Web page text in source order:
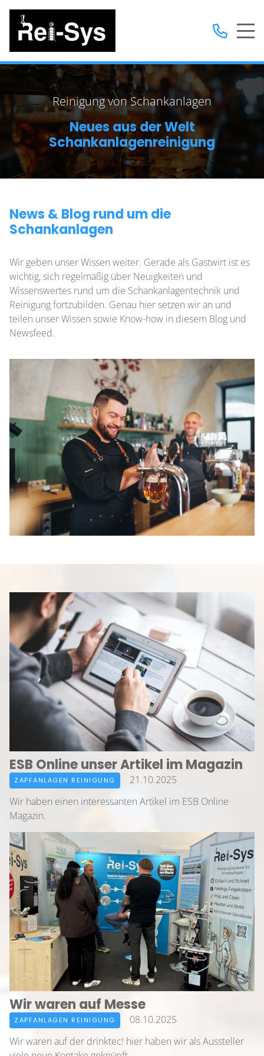
Reinigung von Schankanlagen
Neues aus der Welt
Schankanlagenreinigung
News & Blog rund um die
Schankanlagen
Wir geben unser Wissen weiter. Gerade als Gastwirt ist es
wichtig, sich regelmäßig über Neuigkeiten und
Wissenswertes rund um die Schankanlagentechnik und
Reinigung fortzubilden. Genau hier setzen wir an und
teilen unser Wissen sowie Know-how in diesem Blog und
Newsfeed.
ESB Online unser Artikel im Magazin
ZAPFANLAGEN REINIGUNG
21.10.2025
Wir haben einen interessanten Artikel im ESB Online
Magazin.
Wir waren auf Messe
ZAPFANLAGEN REINIGUNG
08.10.2025
Wir waren auf der drinktec! hier haben wir als Aussteller